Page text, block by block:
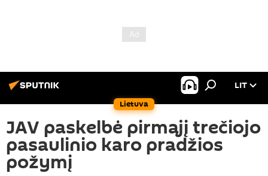
Lietuva
LIT
JAV paskelbė pirmąjį trečiojo
pasaulinio karo pradžios
požymį